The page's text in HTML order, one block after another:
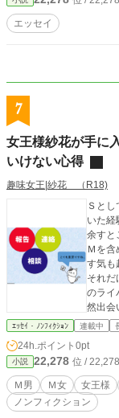
エッセイ
7
女王様紗花が手に
いけない心得
趣味女王|紗花 （R18)
Ｓと
いた経
余すところな
Ｍを
す気も
それだ
のライ
然出会いの
絶対に勉強
マゾ達
ｴｯｾｲ・ﾉﾝﾌｨｸｼｮﾝ 連載中
24h.ポイント 0pt
小説 22,278 位 /
Ｍ男 Ｍ女 女王様
ノンフィクション